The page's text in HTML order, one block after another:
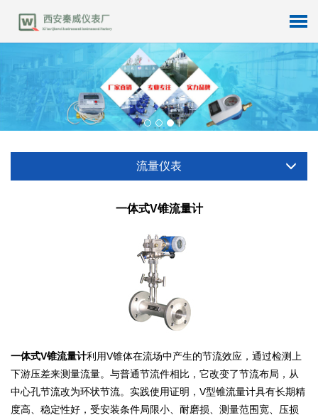
流量仪表
一体式V锥流量计
一体式V锥流量计利用V锥体在流场中产生的节流效应，通过检测上
下游压差来测量流量。与普通节流件相比，它改变了节流布局，从
中心孔节流改为环状节流。实践使用证明，V型锥流量计具有长期精
度高、稳定性好，受安装条件局限小、耐磨损、测量范围宽、压损